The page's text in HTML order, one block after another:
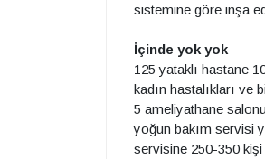
sistemine göre inşa
İçinde yok yok
125 yataklı hastane
kadın hastalıkları ve
5 ameliyathane
yoğun bakım servisi
servisine 250-350